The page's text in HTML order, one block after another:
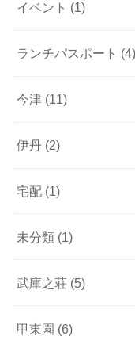
イベント (1)
ランチパスポート (4)
今津 (11)
伊丹 (2)
宅配 (1)
未分類 (1)
武庫之荘 (5)
甲東園 (6)